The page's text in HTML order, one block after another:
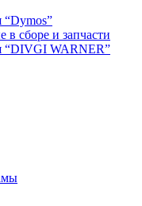
“Dymos”
в сборе и запчасти
“DIVGI WARNER”